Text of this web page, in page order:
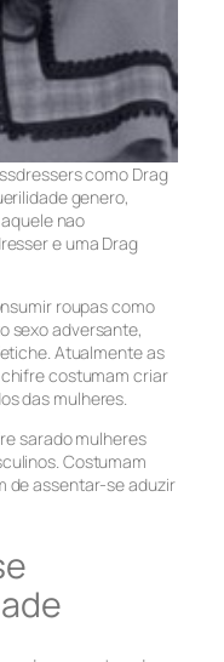
como Drag
genero,
nao
e uma Drag
roupas como
sexo adversante,
Atualmente as
costumam criar
das mulheres.
sarado mulheres
Costumam
de assentar-se aduzir